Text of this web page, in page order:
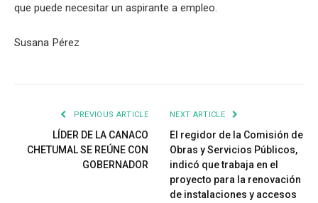
que puede necesitar un aspirante a empleo.
Susana Pérez
PREVIOUS ARTICLE
LÍDER DE LA CANACO
CHETUMAL SE REÚNE CON
GOBERNADOR
NEXT ARTICLE
El regidor de la Comisión de
Obras y Servicios Públicos,
indicó que trabaja en el
proyecto para la renovación
de instalaciones y accesos